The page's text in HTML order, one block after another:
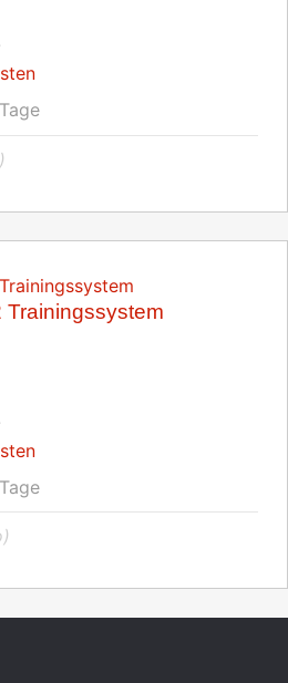
Trainingssystem